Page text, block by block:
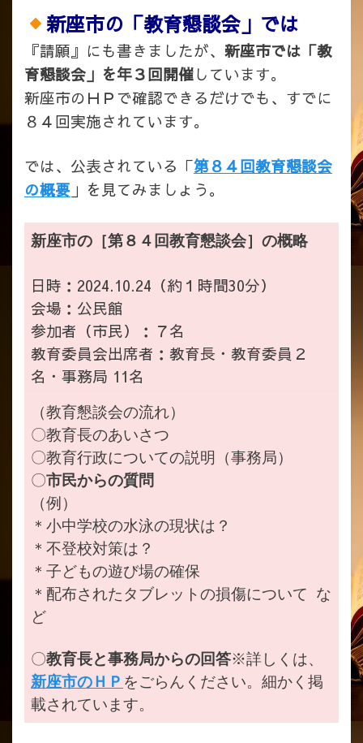
新座市の「教育懇談会」では
『請願』にも書きましたが、 新座市では「教
育懇談会」を年３回開催しています。
新座市のＨＰで確認できるだけでも、すでに
８４回実施されています。
では、公表されている「第８４回教育懇談会
の概要 」を見てみましょう。
新座市の［第８４回教育懇談会］の概略
日時：2024.10.24（約１時間30分）
会場：公民館
参加者（市民）：７名
教育委員会出席者：教育長・教育委員２
名・事務局 11名
（教育懇談会の流れ）
〇教育長のあいさつ
〇教育行政についての説明（事務局）
〇市民からの質問
（例）
＊小中学校の水泳の現状は？
＊不登校対策は？
＊子どもの遊び場の確保
＊配布されたタブレットの損傷について な
ど
〇教育長と事務局からの回答※詳しくは、
新座市のＨＰ をごらんください。細かく掲
載されています。